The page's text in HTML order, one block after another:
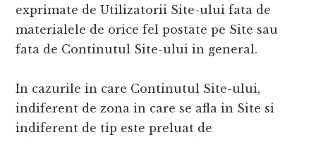
exprimate de Utilizatorii Site-ului fata de
materialele de orice fel postate pe Site sau
fata de Continutul Site-ului in general.
In cazurile in care Continutul Site-ului,
indiferent de zona in care se afla in Site si
indiferent de tip este preluat de